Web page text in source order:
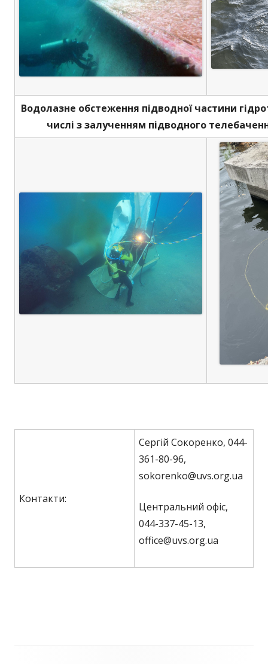
Водолазне обстеження підводної частини
числі з залученням підводного
Контакти:
Сергій Сокоренко, 044-
361-80-96,
sokorenko@uvs.org.ua
Центральний офіс,
044-337-45-13,
office@uvs.org.ua